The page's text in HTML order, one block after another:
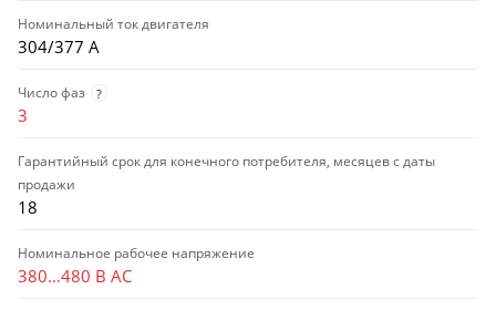
Номинальный ток двигателя
304/377 А
Число фаз ?
3
Гарантийный срок для конечного потребителя, месяцев с даты
продажи
18
Номинальное рабочее напряжение
380…480 В AC